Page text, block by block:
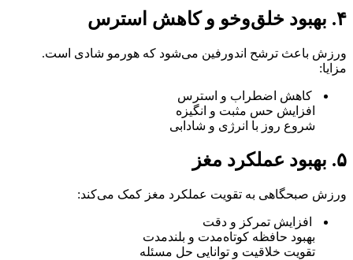
۴. بهبود خلق‌وخو و کاهش استرس
ورزش باعث ترشح اندورفین می‌شود که هورمو شادی است.
مزایا:
کاهش اضطراب و استرس
افزایش حس مثبت و انگیزه
شروع روز با انرژی و شادابی
۵. بهبود عملکرد مغز
ورزش صبحگاهی به تقویت عملکرد مغز کمک می‌کند:
افزایش تمرکز و دقت
بهبود حافظه کوتاه‌مدت و بلندمدت
تقویت خلاقیت و توانایی حل مسئله